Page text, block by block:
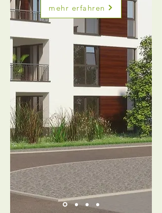
mehr erfahren